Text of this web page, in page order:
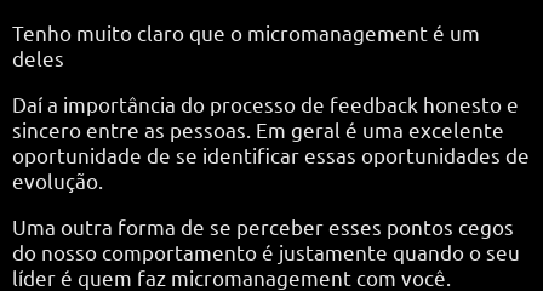
Tenho muito claro que o micromanagement é um
deles
Daí a importância do processo de feedback honesto e
sincero entre as pessoas. Em geral é uma excelente
oportunidade de se identificar essas oportunidades de
evolução.
Uma outra forma de se perceber esses pontos cegos
do nosso comportamento é justamente quando o seu
líder é quem faz micromanagement com você.